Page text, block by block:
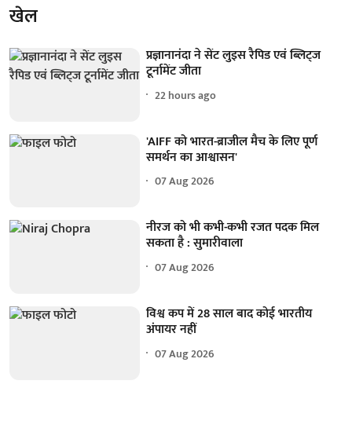
खेल
प्रज्ञानानंदा ने सेंट लुइस रैपिड एवं ब्लिट्ज
टूर्नामेंट जीता
22 hours ago
'AIFF को भारत-ब्राजील मैच के लिए पूर्ण
समर्थन का आश्वासन'
07 Aug 2026
नीरज को भी कभी-कभी रजत पदक मिल
सकता है : सुमारीवाला
07 Aug 2026
विश्व कप में 28 साल बाद कोई भारतीय
अंपायर नहीं
07 Aug 2026